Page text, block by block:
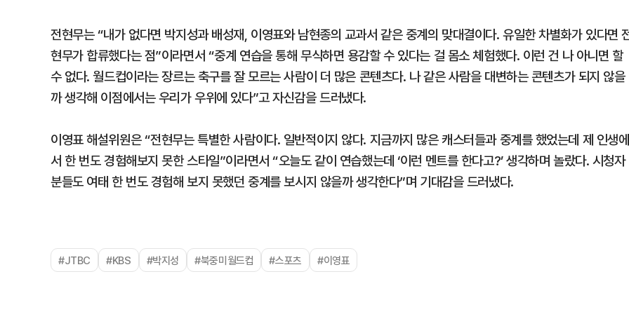
전현무는 “내가 없다면 박지성과 배성재, 이영표와 남현종의 교과서 같은 중계의 맞대결이다. 유일한 차별화가 있다면
현무가 합류했다는 점”이라면서 “중계 연습을 통해 무식하면 용감할 수 있다는 걸 몸소 체험했다. 이런 건 나 아니면 할
수 없다. 월드컵이라는 장르는 축구를 잘 모르는 사람이 더 많은 콘텐츠다. 나 같은 사람을 대변하는 콘텐츠가 되지 않을
까 생각해 이점에서는 우리가 우위에 있다”고 자신감을 드러냈다.
이영표 해설위원은 “전현무는 특별한 사람이다. 일반적이지 않다. 지금까지 많은 캐스터들과 중계를 했었는데 제 인생에
서 한 번도 경험해보지 못한 스타일”이라면서 “오늘도 같이 연습했는데 ‘이런 멘트를 한다고?’ 생각하며 놀랐다. 시청자
분들도 여태 한 번도 경험해 보지 못했던 중계를 보시지 않을까 생각한다”며 기대감을 드러냈다.
#JTBC #KBS #박지성 #북중미월드컵 #스포츠 #이영표